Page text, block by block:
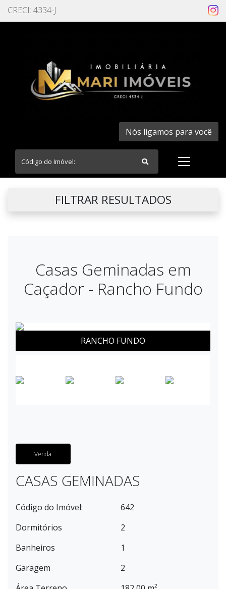
CRECI: 4334-J
Nós ligamos para você
FILTRAR RESULTADOS
Casas Geminadas em
Caçador - Rancho Fundo
RANCHO FUNDO
Venda
CASAS GEMINADAS
Código do Imóvel:
642
Dormitórios
2
Banheiros
1
Garagem
2